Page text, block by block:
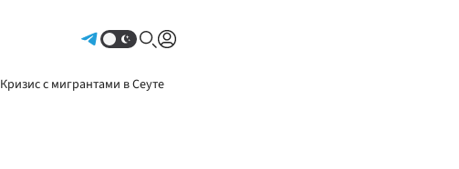
Кризис с мигрантами в Сеуте